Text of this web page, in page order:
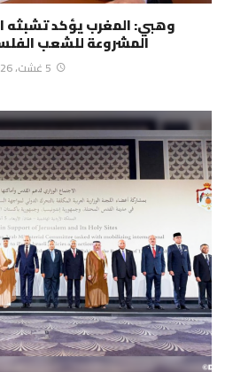
وهبي: المغرب يؤكد تشبثه
المشروعة للشعب
5 غشت، 2026